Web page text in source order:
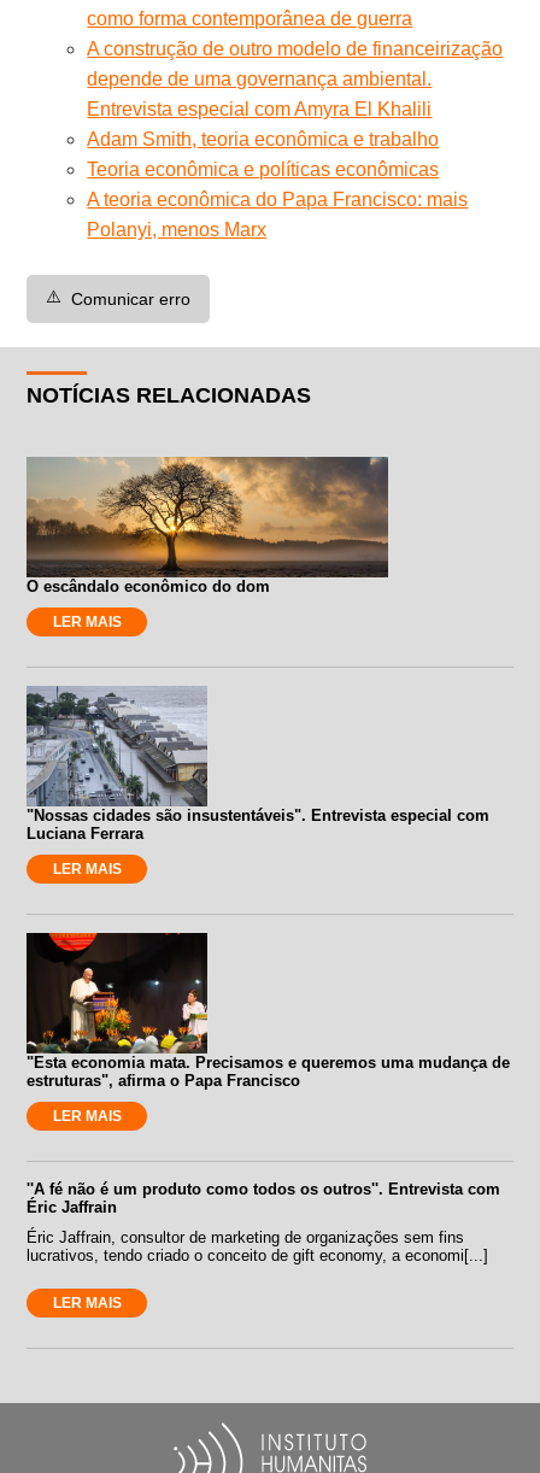
como forma contemporânea de guerra
A construção de outro modelo de financeirização
depende de uma governança ambiental.
Entrevista especial com Amyra El Khalili
Adam Smith, teoria econômica e trabalho
Teoria econômica e políticas econômicas
A teoria econômica do Papa Francisco: mais
Polanyi, menos Marx
⚠️ Comunicar erro
NOTÍCIAS RELACIONADAS
O escândalo econômico do dom
LER MAIS
"Nossas cidades são insustentáveis". Entrevista especial com
Luciana Ferrara
LER MAIS
"Esta economia mata. Precisamos e queremos uma mudança de
estruturas", afirma o Papa Francisco
LER MAIS
''A fé não é um produto como todos os outros''. Entrevista com
Éric Jaffrain
Éric Jaffrain, consultor de marketing de organizações sem fins
lucrativos, tendo criado o conceito de gift economy, a economi[...]
LER MAIS